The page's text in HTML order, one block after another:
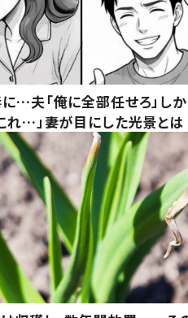
…夫「俺に全部任せろ」し
れ…」妻が目にした光景とは